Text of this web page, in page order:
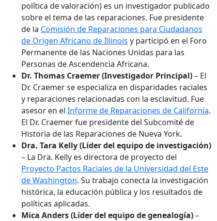
política de valoración) es un investigador publicado
sobre el tema de las reparaciones. Fue presidente
de la Comisión de Reparaciones para Ciudadanos
de Origen Africano de Illinois y participó en el Foro
Permanente de las Naciones Unidas para las
Personas de Ascendencia Africana.
Dr. Thomas Craemer (Investigador Principal)– El
Dr. Craemer se especializa en disparidades raciales
y reparaciones relacionadas con la esclavitud. Fue
asesor en el Informe de Reparaciones de California.
El Dr. Craemer fue presidente del Subcomité de
Historia de las Reparaciones de Nueva York.
Dra. Tara Kelly (Líder del equipo de investigación)
– La Dra. Kelly es directora de proyecto del
Proyecto Pactos Raciales de la Universidad del Este
de Washington. Su trabajo conecta la investigación
histórica, la educación pública y los resultados de
políticas aplicadas.
Mica Anders (Líder del equipo de genealogía)–